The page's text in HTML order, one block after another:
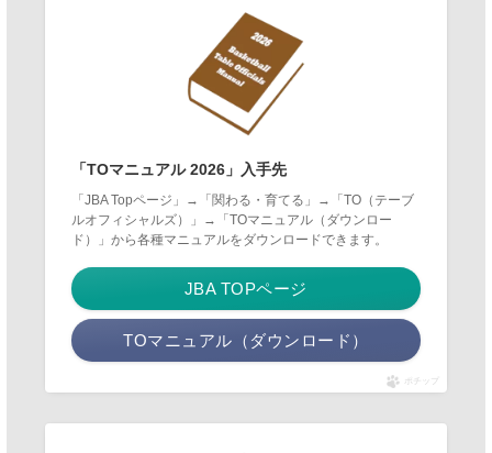
「TOマニュアル 2026」入手先
「JBA Topページ」→「関わる・育てる」→「TO（テーブ
ルオフィシャルズ）」→「TOマニュアル（ダウンロー
ド）」から各種マニュアルをダウンロードできます。
JBA TOPページ
TOマニュアル（ダウンロード）
ポチップ